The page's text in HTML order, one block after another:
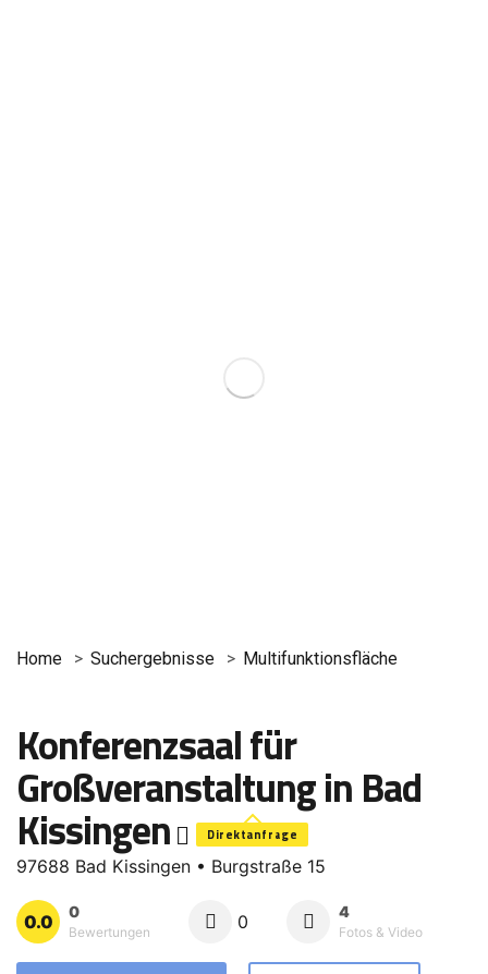
Home Suchergebnisse Multifunktionsfläche
Konferenzsaal für
Großveranstaltung in Bad
Kissingen Direktanfrage
97688 Bad Kissingen • Burgstraße 15
0.0 0
Bewertungen 0 4
Fotos & Video